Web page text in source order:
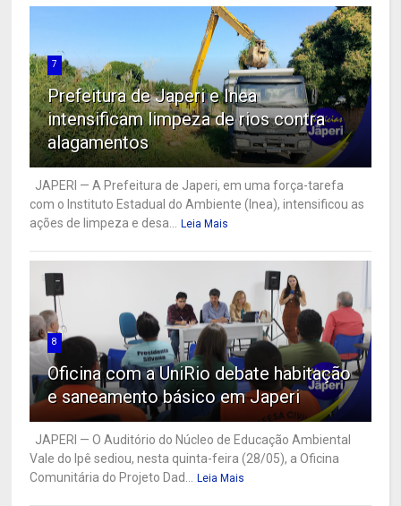
7
Prefeitura de Japeri e Inea
intensificam limpeza de rios contra
alagamentos
JAPERI — A Prefeitura de Japeri, em uma força-tarefa
com o Instituto Estadual do Ambiente (Inea), intensificou as
ações de limpeza e desa...
Leia Mais
8
Oficina com a UniRio debate habitação
e saneamento básico em Japeri
JAPERI — O Auditório do Núcleo de Educação Ambiental
Vale do Ipê sediou, nesta quinta-feira (28/05), a Oficina
Comunitária do Projeto Dad...
Leia Mais